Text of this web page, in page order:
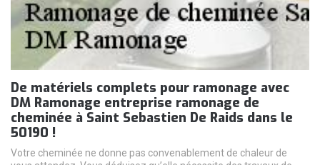
De matériels complets pour ramonage avec
DM Ramonage entreprise ramonage de
cheminée à Saint Sebastien De Raids dans le
50190 !
Votre cheminée ne donne pas convenablement de chaleur de